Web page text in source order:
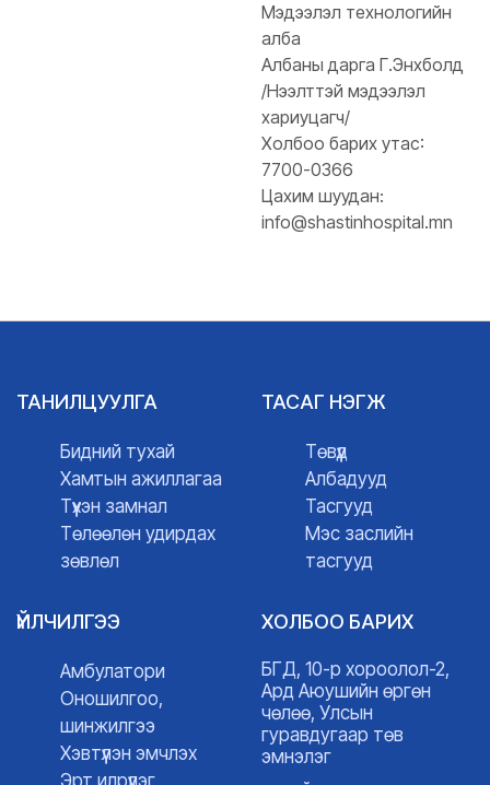
Мэдээлэл технологийн
алба
Албаны дарга Г.Энхболд
/Нээлттэй мэдээлэл
хариуцагч/
Холбоо барих утас:
7700-0366
Цахим шуудан:
info@shastinhospital.mn
ТАНИЛЦУУЛГА
Бидний тухай
Хамтын ажиллагаа
Түүхэн замнал
Төлөөлөн удирдах
зөвлөл
ТАСАГ НЭГЖ
Төвүүд
Албадууд
Тасгууд
Мэс заслийн
тасгууд
ҮЙЛЧИЛГЭЭ
Амбулатори
Оношилгоо,
шинжилгээ
Хэвтүүлэн эмчлэх
Эрт илрүүлэг
ХОЛБОО БАРИХ
БГД, 10-р хороолол-2,
Ард Аюушийн өргөн
чөлөө, Улсын
гуравдугаар төв
эмнэлэг